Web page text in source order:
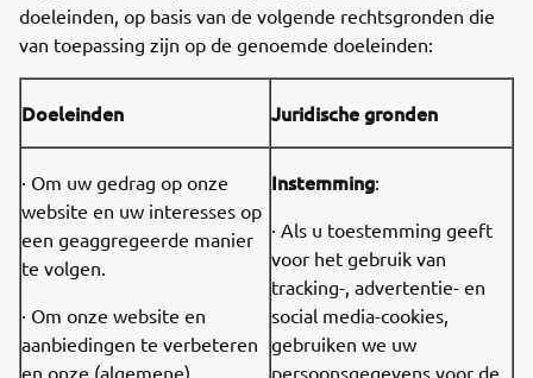
doeleinden, op basis van de volgende rechtsgronden die
van toepassing zijn op de genoemde doeleinden:
Doeleinden Juridische gronden
· Om uw gedrag op onze
website en uw interesses op
een geaggregeerde manier
te volgen.
· Om onze website en
aanbiedingen te verbeteren
en onze (algemene)
Instemming:
· Als u toestemming geeft
voor het gebruik van
tracking-, advertentie- en
social media-cookies,
gebruiken we uw
persoonsgegevens voor de